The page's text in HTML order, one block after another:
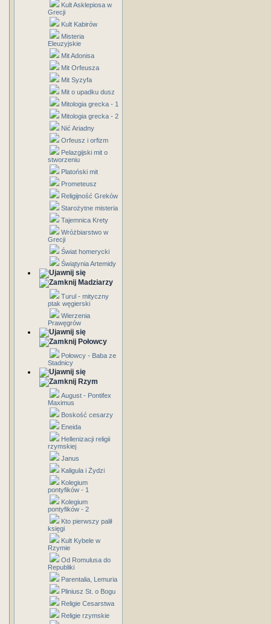
Kult Asklepiosa w
Grecji
Kult Kabirów
Misteria
Eleuzyjskie
Mit Adonisa
Mit Orfeusza
Mit Syzyfa
Mit o upadku dusz
Mitologia grecka - 1
Mitologia grecka - 2
Nić Ariadny
Orfeusz i orfizm
Pelazgijski mit o
stworzeniu
Platoński mit
Prometeusz
Religijność Greków
Starożytne misteria
Tajemnica Krety
Wróżbiarstwo w
Grecji
Świat homerycki
Świątynia Artemidy
Madziarzy
Turul - mityczny
ptak węgierski
Wierzenia
Prawęgrów
Połowcy
Połowcy - Baba ze
Stadnicy
Rzym
August - Pontifex
Maximus
Boskość cesarzy
Eneida
Hellenizacji religii
rzymskiej
Janus
Kaligula i Żydzi
Kolegium
pontyfików - 1
Kolegium
pontyfików - 2
Kto pierwszy palił
księgi
Kult Kybele w
Rzymie
Od Romulusa do
Republiki
Parentalia, Lemuria
Pliniusz St. o Bogu
Religie Cesarstwa
Religie rzymskie